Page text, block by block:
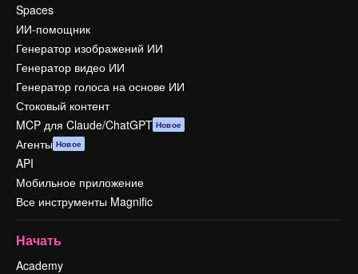
Spaces
ИИ-помощник
Генератор изображений ИИ
Генератор видео ИИ
Генератор голоса на основе ИИ
Стоковый контент
MCP для Claude/ChatGPT Новое
Агенты Новое
API
Мобильное приложение
Все инструменты Magnific
Начать
Academy